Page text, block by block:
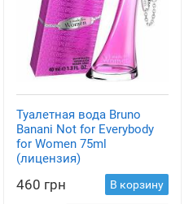
Туалетная вода Bruno
Banani Not for Everybody
for Women 75ml
(лицензия)
460 грн В корзину